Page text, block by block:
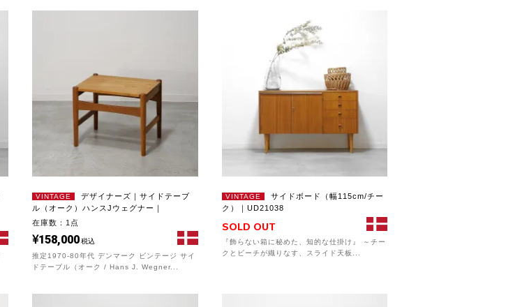
VINTAGE
デザイナーズ｜サイドテーブ
ル（オーク）ハンスJウェグナー｜
UD22277
在庫数：1点
158,000税込
推定1970-80年代 デンマーク ビンテージ サイ
ドテーブル（オーク / Hans J. Wegner...
VINTAGE
サイドボード（幅115cm/チー
ク）｜UD21038
SOLD OUT
『飾らない箱に秘めた、知的な仕掛け』 ～チー
クとビーチが織りなす、スライド天板...